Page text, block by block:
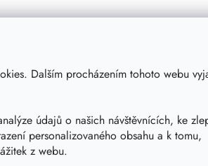
Dalším procházením tohoto webu
údajů o našich návštěvnících, ke
personalizovaného obsahu a k tomu,
z webu.